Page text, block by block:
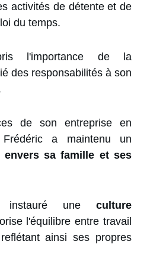
activités de détente et de
du temps.
l'importance de la
des responsabilités à son
de son entreprise en
Frédéric a maintenu un
envers sa famille et ses
instauré une culture
l'équilibre entre travail
ainsi ses propres